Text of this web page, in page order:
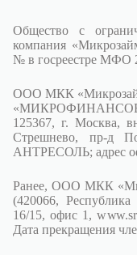
Общество с
компания
№ в госреестре МФО
ООО МКК
125367, г. Москва,
Стрешнево, пр-д
АНТРЕСОЛЬ; адрес
Ранее, ООО МКК
(420066,
16/15, офис 1,
Дата прекращения